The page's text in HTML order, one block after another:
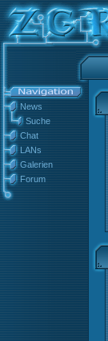
News
Suche
Chat
LANs
Galerien
Forum